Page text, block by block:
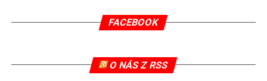
tomuto rozhodnutí nevyhověla, proto na žádost
FACEBOOK
O NÁS Z RSS